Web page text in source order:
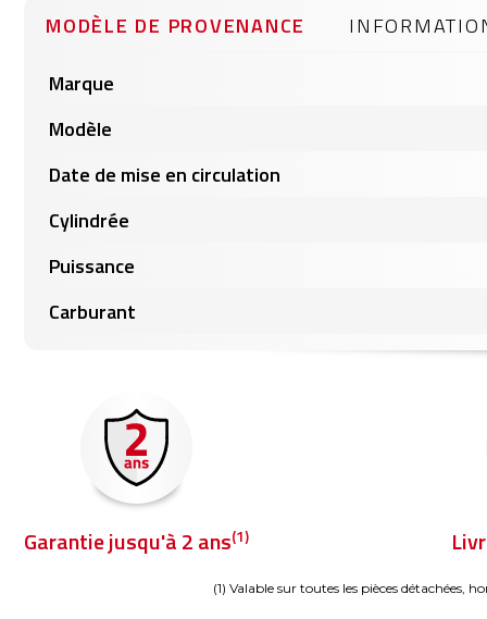
MODÈLE DE PROVENANCE
produits
Marque
Modèle
Date de mise en circulation
Cylindrée
Puissance
Carburant
Garantie jusqu'à 2 ans(1)
(1) Valable sur toutes les pièces détachées,